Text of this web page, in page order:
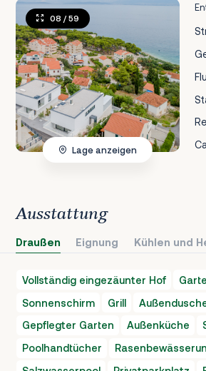
08 / 59
Lage anzeigen
Ausstattung
Draußen Eignung Kühlen und
Vollständig eingezäunter Hof
Sonnenschirm
Grill
Gepflegter Garten
Außenküche
Poolhandtücher